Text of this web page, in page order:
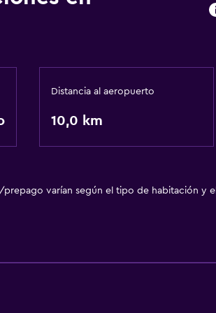
Distancia al aeropuerto
10,0 km
varían según el tipo de habitación y el